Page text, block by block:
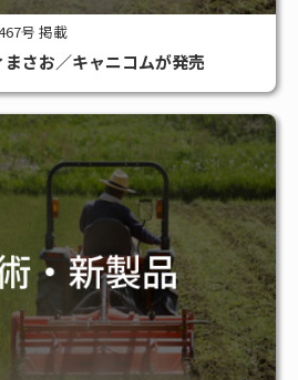
号 掲載
さお／キャニコムが発売